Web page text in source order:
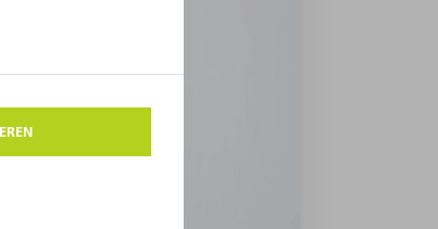
Fertigung optimiert